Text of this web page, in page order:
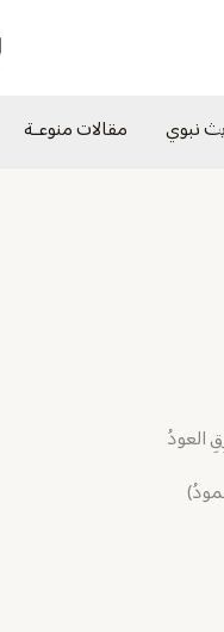
نبوي مقالات منوعــة
العودُ